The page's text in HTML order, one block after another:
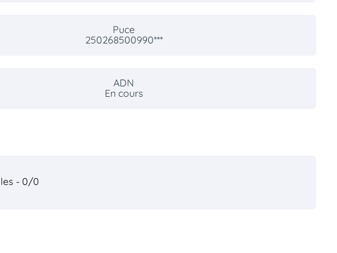
Puce
250268500990***
ADN
En cours
- 0/0